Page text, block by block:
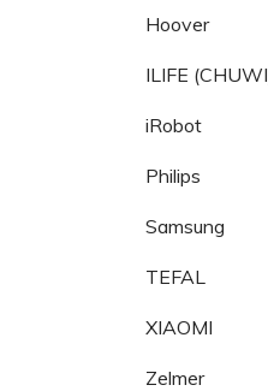
Hoover
ILIFE
iRobot
Philips
Samsung
TEFAL
XIAOMI
Zelmer